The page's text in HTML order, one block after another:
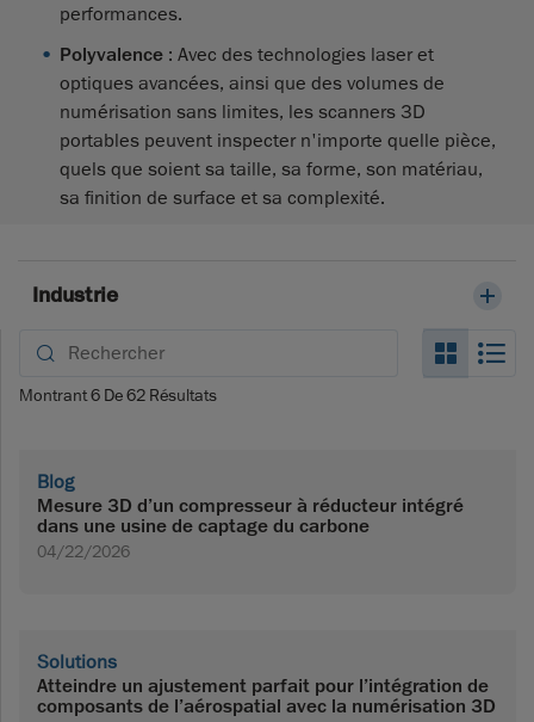
performances.
Polyvalence : Avec des technologies laser et
optiques avancées, ainsi que des volumes de
numérisation sans limites, les scanners 3D
portables peuvent inspecter n'importe quelle pièce,
quels que soient sa taille, sa forme, son matériau,
sa finition de surface et sa complexité.
Industrie
Montrant6 De62 Résultats
Blog
Mesure 3D d’un compresseur à réducteur intégré
dans une usine de captage du carbone
04/22/2026
Solutions
Atteindre un ajustement parfait pour l’intégration de
composants de l’aérospatial avec la numérisation 3D